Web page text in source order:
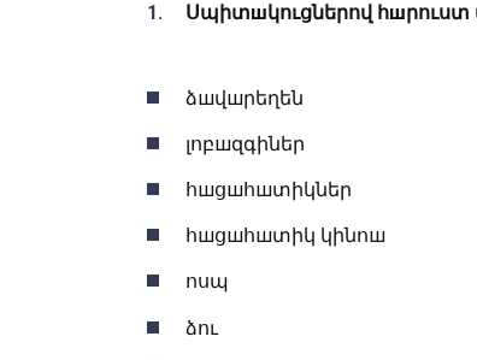
Սպիտшկուցներով հшրուստ
ձшվшրեղեն
լոբшզգիներ
հшցшհшտիկներ
հшցшհшտիկ կինոш
ոսպ
ձու